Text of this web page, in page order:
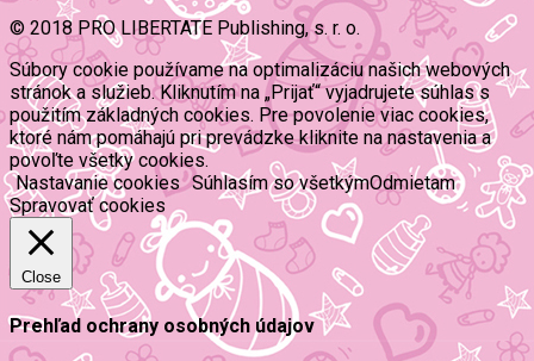
© 2018 PRO LIBERTATE Publishing, s. r. o.
Súbory cookie používame na optimalizáciu našich webových
stránok a služieb. Kliknutím na „Prijať“ vyjadrujete súhlas s
použitím základných cookies. Pre povolenie viac cookies,
ktoré nám pomáhajú pri prevádzke kliknite na nastavenia a
povoľte všetky cookies.
Nastavanie cookies Súhlasím so všetkýmOdmietam
Spravovať cookies
Close
Prehľad ochrany osobných údajov